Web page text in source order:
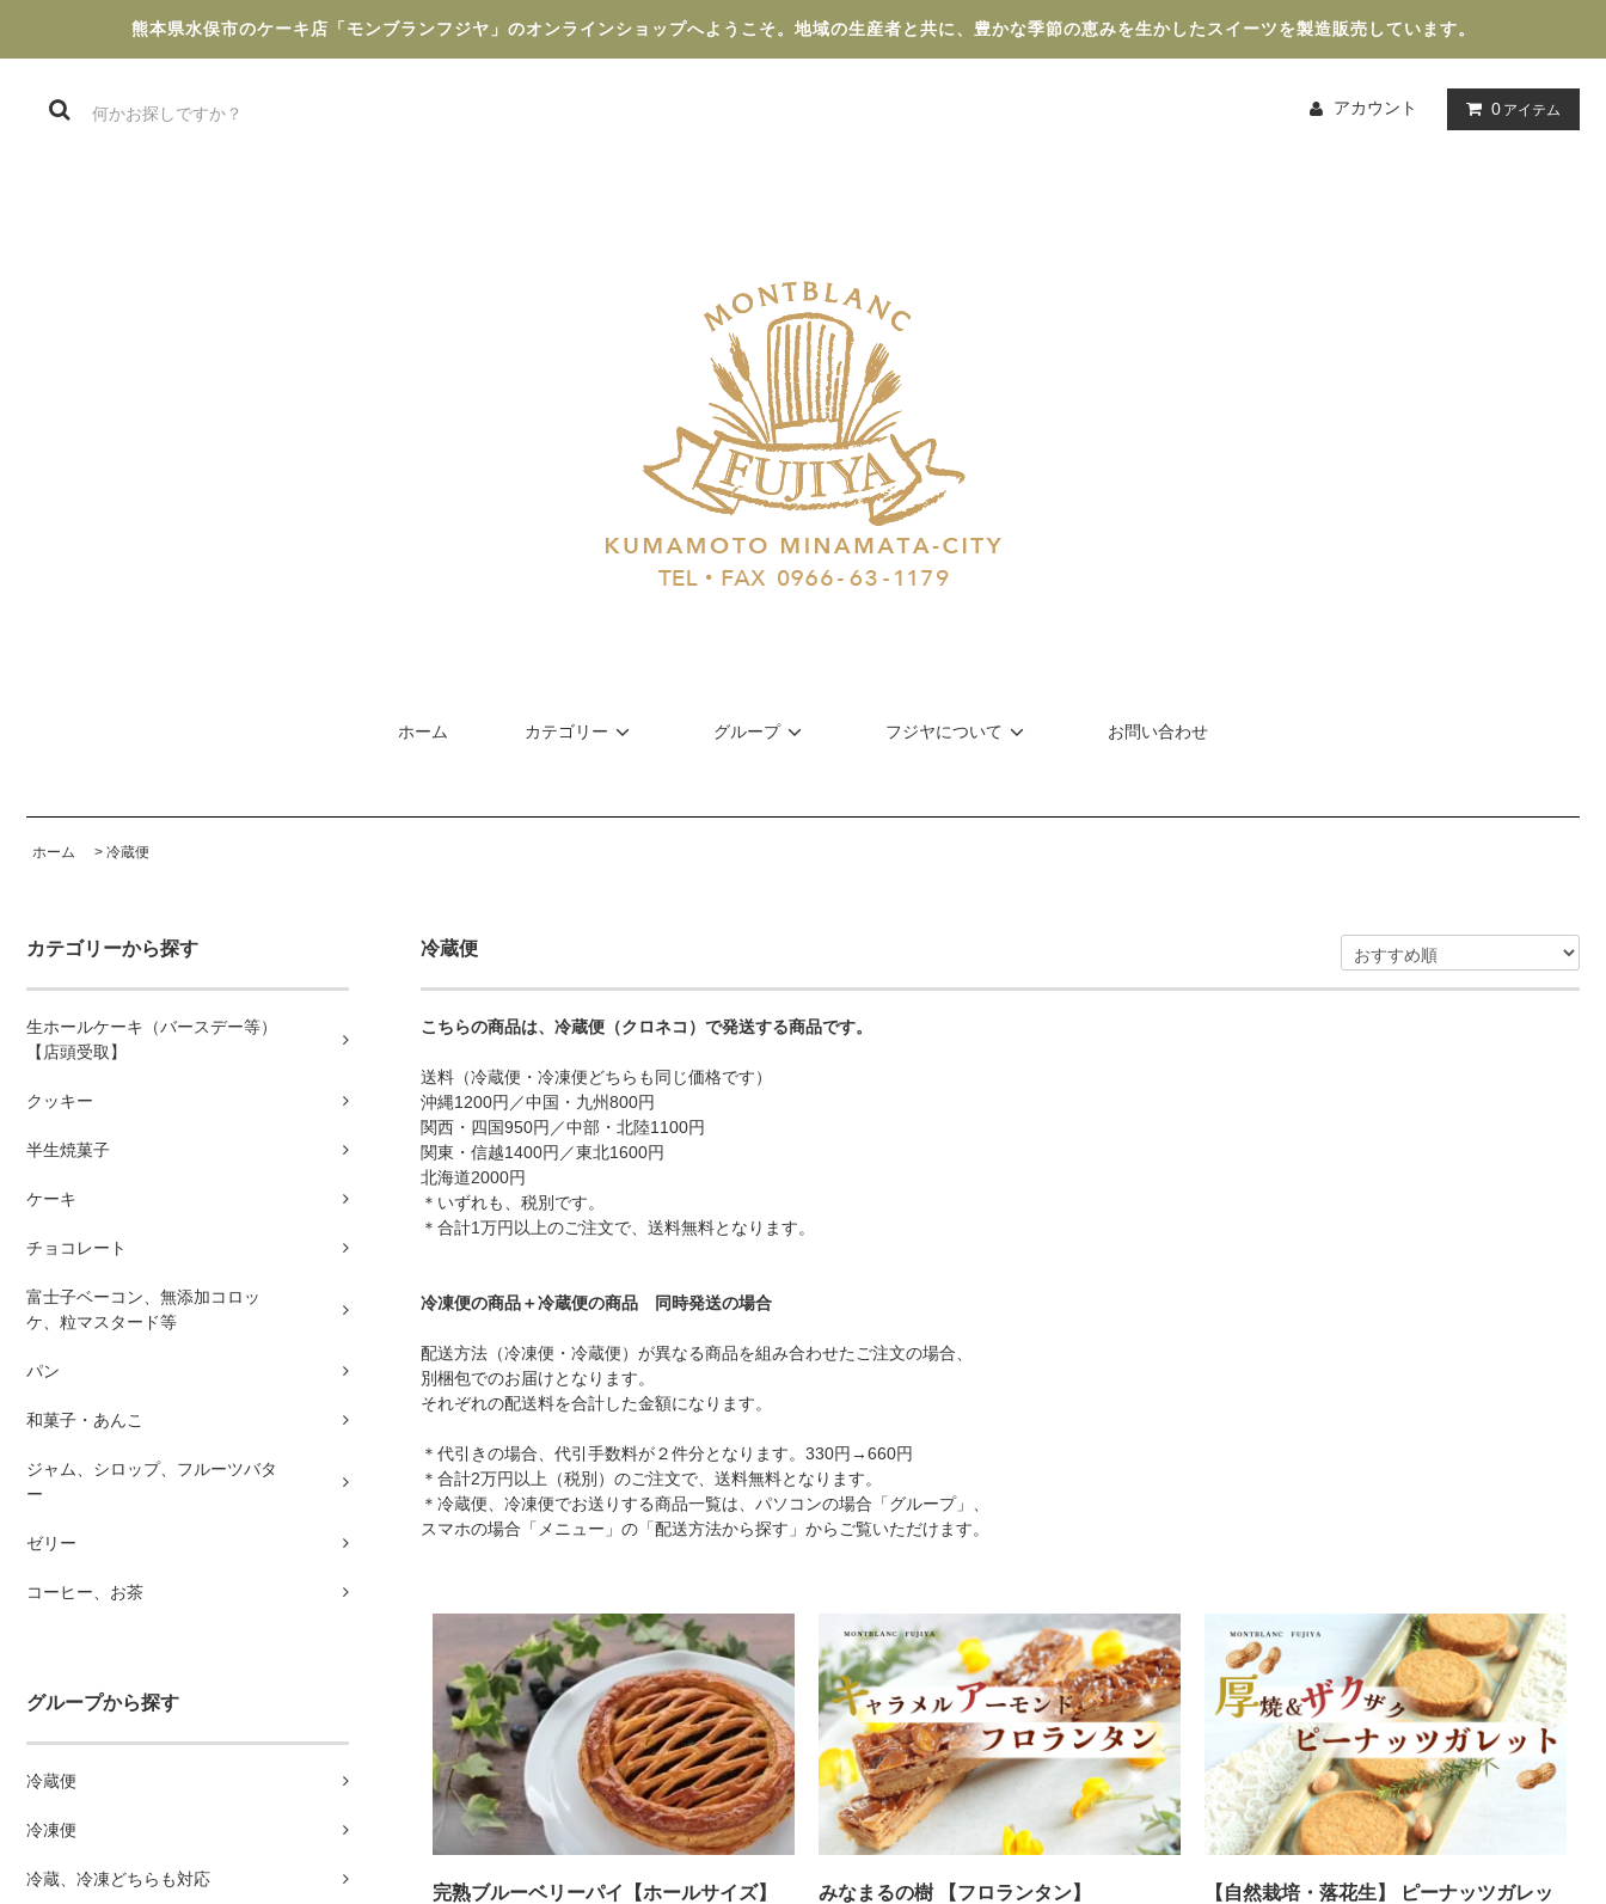
熊本県水俣市のケーキ店「モンブランフジヤ」のオンラインショップへようこそ。地域の生産者と共に、豊かな季節の恵みを生かしたスイーツを製造販売しています。
アカウント 0 アイテム
ホーム カテゴリー グループ フジヤについて お問い合わせ
ホーム > 冷蔵便
カテゴリーから探す
生ホールケーキ（バースデー等）
【店頭受取】
クッキー
半生焼菓子
ケーキ
チョコレート
富士子ベーコン、無添加コロッ
ケ、粒マスタード等
パン
和菓子・あんこ
ジャム、シロップ、フルーツバタ
ー
ゼリー
コーヒー、お茶
グループから探す
冷蔵便
冷凍便
冷蔵、冷凍どちらも対応
冷蔵便
こちらの商品は、冷蔵便（クロネコ）で発送する商品です。
送料（冷蔵便・冷凍便どちらも同じ価格です）
沖縄1200円／中国・九州800円
関西・四国950円／中部・北陸1100円
関東・信越1400円／東北1600円
北海道2000円
＊いずれも、税別です。
＊合計1万円以上のご注文で、送料無料となります。
冷凍便の商品＋冷蔵便の商品 同時発送の場合
配送方法（冷凍便・冷蔵便）が異なる商品を組み合わせたご注文の場合、
別梱包でのお届けとなります。
それぞれの配送料を合計した金額になります。
＊代引きの場合、代引手数料が２件分となります。330円→660円
＊合計2万円以上（税別）のご注文で、送料無料となります。
＊冷蔵便、冷凍便でお送りする商品一覧は、パソコンの場合「グループ」、
スマホの場合「メニュー」の「配送方法から探す」からご覧いただけます。
完熟ブルーベリーパイ【ホールサイズ】 みなまるの樹 【フロランタン】
【自然栽培・落花生】 ピーナッツガレッ